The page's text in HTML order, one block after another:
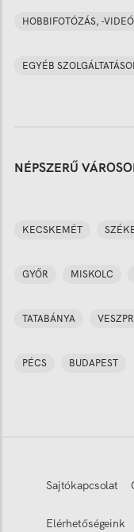
HOBBIFOTÓZÁS, -
EGYÉB
NÉPSZERŰ
KECSKEMÉT
GYŐR MISKOLC
TATABÁNYA
PÉCS BUDAPEST
Sajtókapcsolat
Elérhetőségeink